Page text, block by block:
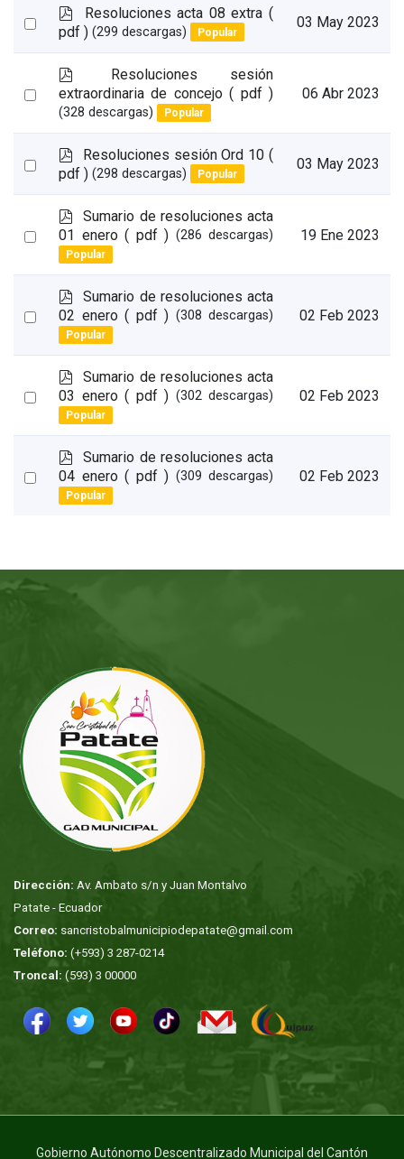
Select
p
d
Resoluciones acta 08 extra (
pdf ) (299 descargas) Popular
03 May 2023
Select
p
d
f
Resoluciones sesión
extraordinaria de concejo ( pdf )
(328 descargas) Popular
06 Abr 2023
Select
p
d
Resoluciones sesión Ord 10 (
pdf ) (298 descargas) Popular
03 May 2023
Select
p
d
f
Sumario de resoluciones acta
01 enero ( pdf ) (286 descargas)
Popular
19 Ene 2023
Select
p
d
f
Sumario de resoluciones acta
02 enero ( pdf ) (308 descargas)
Popular
02 Feb 2023
Select
p
d
f
Sumario de resoluciones acta
03 enero ( pdf ) (302 descargas)
Popular
02 Feb 2023
Select
p
d
f
Sumario de resoluciones acta
04 enero ( pdf ) (309 descargas)
Popular
02 Feb 2023
Dirección: Av. Ambato s/n y Juan Montalvo
Patate - Ecuador
Correo: sancristobalmunicipiodepatate@gmail.com
Teléfono: (+593) 3 287-0214
Troncal: (593) 3 00000
Gobierno Autónomo Descentralizado Municipal del Cantón